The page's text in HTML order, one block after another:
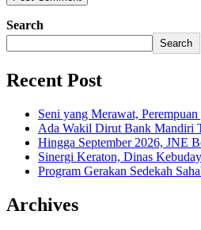
Search
Search
Recent Post
Seni yang Merawat,
Ada Wakil Dirut Bank Mandiri
Hingga September 2026, JNE
Sinergi Keraton, Dinas
Program Gerakan Sedekah
Archives